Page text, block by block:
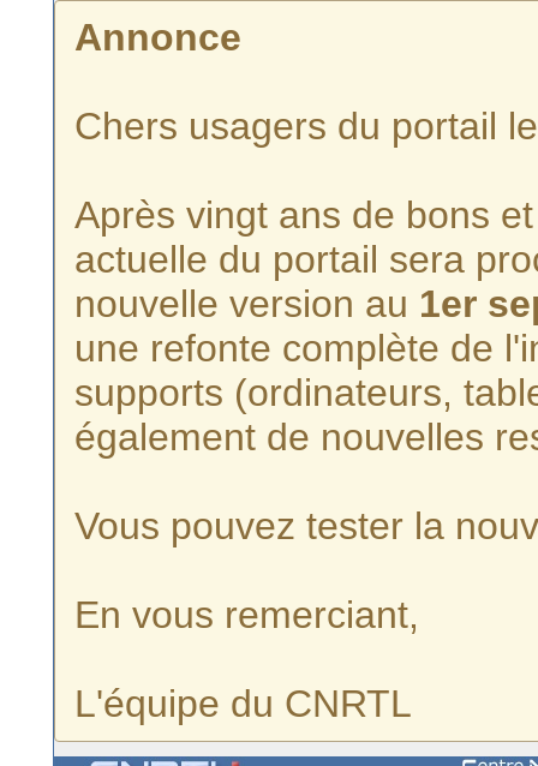
Annonce
Chers usagers du portail
Après vingt ans de bons
actuelle du portail sera
nouvelle version au 1er
une refonte complète de
supports (ordinateurs,
également de nouvelles
Vous pouvez tester la
En vous remerciant,
L'équipe du CNRTL